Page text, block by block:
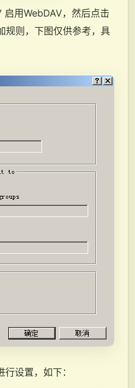
用WebDAV，然后点击
则，下图仅供参考，具
设置，如下：